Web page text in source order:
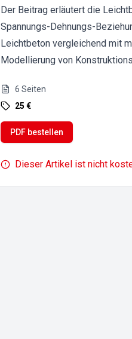
Der Beitrag erläutert die
Spannungs-Dehnungs-
Leichtbeton vergleichend mit
Modellierung von
6 Seiten
25 €
PDF bestellen
Dieser Artikel ist nicht